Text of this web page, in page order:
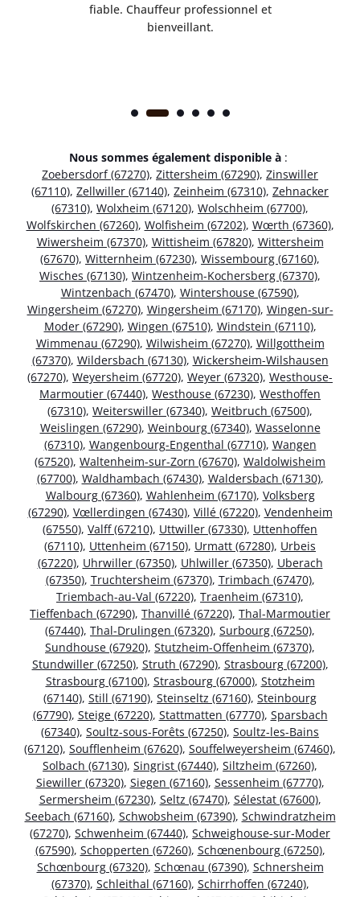
fiable. Chauffeur professionnel et
bienveillant.
Nous sommes également disponible à :
Zoebersdorf (67270), Zittersheim (67290), Zinswiller
(67110), Zellwiller (67140), Zeinheim (67310), Zehnacker
(67310), Wolxheim (67120), Wolschheim (67700),
Wolfskirchen (67260), Wolfisheim (67202), Wœrth (67360),
Wiwersheim (67370), Wittisheim (67820), Wittersheim
(67670), Witternheim (67230), Wissembourg (67160),
Wisches (67130), Wintzenheim-Kochersberg (67370),
Wintzenbach (67470), Wintershouse (67590),
Wingersheim (67270), Wingersheim (67170), Wingen-sur-
Moder (67290), Wingen (67510), Windstein (67110),
Wimmenau (67290), Wilwisheim (67270), Willgottheim
(67370), Wildersbach (67130), Wickersheim-Wilshausen
(67270), Weyersheim (67720), Weyer (67320), Westhouse-
Marmoutier (67440), Westhouse (67230), Westhoffen
(67310), Weiterswiller (67340), Weitbruch (67500),
Weislingen (67290), Weinbourg (67340), Wasselonne
(67310), Wangenbourg-Engenthal (67710), Wangen
(67520), Waltenheim-sur-Zorn (67670), Waldolwisheim
(67700), Waldhambach (67430), Waldersbach (67130),
Walbourg (67360), Wahlenheim (67170), Volksberg
(67290), Vœllerdingen (67430), Villé (67220), Vendenheim
(67550), Valff (67210), Uttwiller (67330), Uttenhoffen
(67110), Uttenheim (67150), Urmatt (67280), Urbeis
(67220), Uhrwiller (67350), Uhlwiller (67350), Uberach
(67350), Truchtersheim (67370), Trimbach (67470),
Triembach-au-Val (67220), Traenheim (67310),
Tieffenbach (67290), Thanvillé (67220), Thal-Marmoutier
(67440), Thal-Drulingen (67320), Surbourg (67250),
Sundhouse (67920), Stutzheim-Offenheim (67370),
Stundwiller (67250), Struth (67290), Strasbourg (67200),
Strasbourg (67100), Strasbourg (67000), Stotzheim
(67140), Still (67190), Steinseltz (67160), Steinbourg
(67790), Steige (67220), Stattmatten (67770), Sparsbach
(67340), Soultz-sous-Forêts (67250), Soultz-les-Bains
(67120), Soufflenheim (67620), Souffelweyersheim (67460),
Solbach (67130), Singrist (67440), Siltzheim (67260),
Siewiller (67320), Siegen (67160), Sessenheim (67770),
Sermersheim (67230), Seltz (67470), Sélestat (67600),
Seebach (67160), Schwobsheim (67390), Schwindratzheim
(67270), Schwenheim (67440), Schweighouse-sur-Moder
(67590), Schopperten (67260), Schœnenbourg (67250),
Schœnbourg (67320), Schœnau (67390), Schnersheim
(67370), Schleithal (67160), Schirrhoffen (67240),